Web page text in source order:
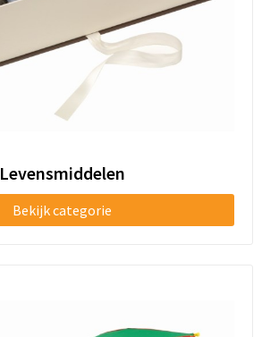
Levensmiddelen
Bekijk categorie